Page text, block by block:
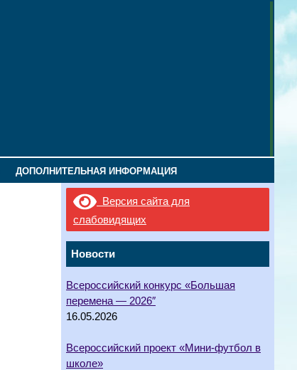
ДОПОЛНИТЕЛЬНАЯ ИНФОРМАЦИЯ
Версия сайта для
слабовидящих
Новости
Всероссийский конкурс «Большая
перемена — 2026″
16.05.2026
Всероссийский проект «Мини-футбол в
школе»